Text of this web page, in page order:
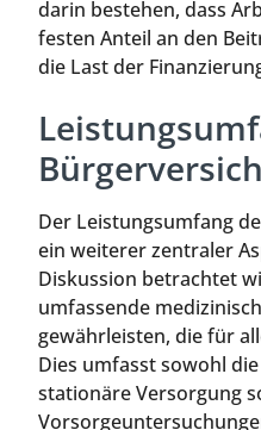
darin bestehen, dass
festen Anteil an den
die Last der
Der Leistungsumfang
ein weiterer zentraler
Diskussion betrachtet
umfassende
gewährleisten, die für
Dies umfasst sowohl
stationäre Versorgung